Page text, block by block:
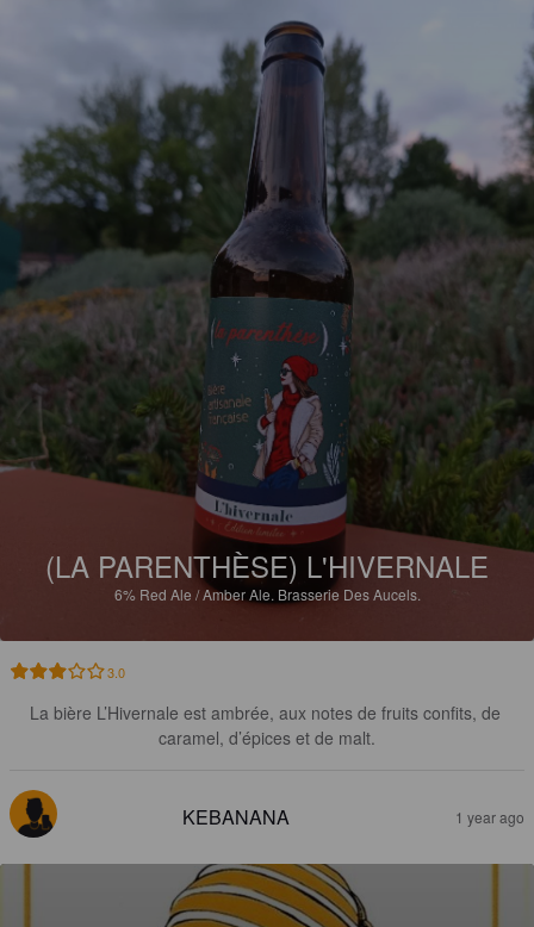
(LA PARENTHÈSE) L'HIVERNALE
6% Red Ale / Amber Ale. Brasserie Des Aucels.
3.0
La bière L’Hivernale est ambrée, aux notes de fruits confits, de
caramel, d’épices et de malt.
KEBANANA 1 year ago